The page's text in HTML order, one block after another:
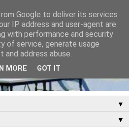
▼
▼
Google to deliver its services
IP address and user-agent are
with performance and security
of service, generate usage
address abuse.
MORE GOT IT